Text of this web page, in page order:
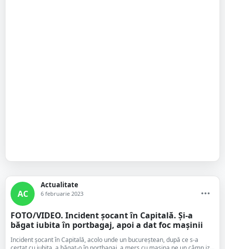
AC
Actualitate
6 februarie 2023
FOTO/VIDEO. Incident șocant în Capitală. Și-a
băgat iubita în portbagaj, apoi a dat foc mașinii
Incident șocant în Capitală, acolo unde un bucureștean, după ce s-a